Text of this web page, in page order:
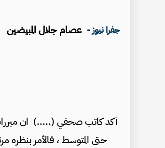
جفرا نيوز - عصام جلال المبيضين
أكد كاتب صحفي (.....) ان مبررات
حتى المتوسط ، فالأمر بنظره